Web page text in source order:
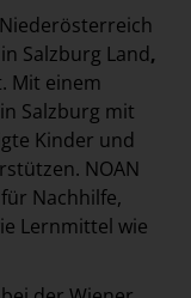
Salzburg Land,
Mit einem
Salzburg mit
Kinder und
NOAN
Nachhilfe,
Lernmittel wie